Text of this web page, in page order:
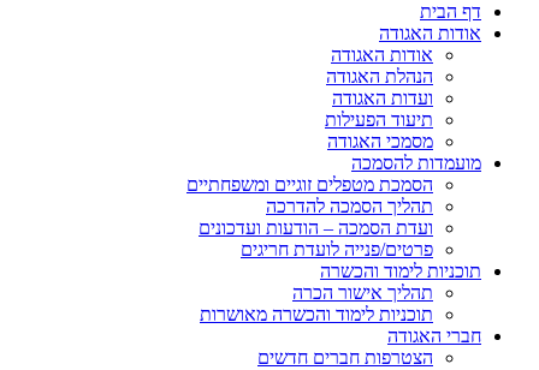
דף הבית
אודות האגודה
אודות האגודה
הנהלת האגודה
ועדות האגודה
תיעוד הפעילות
מסמכי האגודה
מועמדות להסמכה
הסמכת מטפלים זוגיים ומשפחתיים
תהליך הסמכה להדרכה
ועדת הסמכה – הודעות ועדכונים
פרטים/פנייה לועדת חריגים
תוכניות לימוד והכשרה
תהליך אישור הכרה
תוכניות לימוד והכשרה מאושרות
חברי האגודה
הצטרפות חברים חדשים